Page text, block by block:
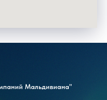
Мальдивиана"